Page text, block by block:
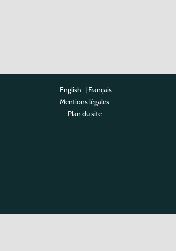
English | Français
Mentions légales
Plan du site